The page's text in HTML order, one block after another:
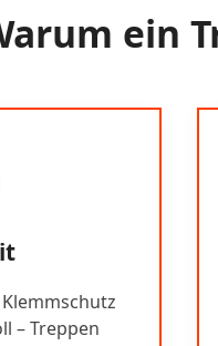
ein
– Treppen